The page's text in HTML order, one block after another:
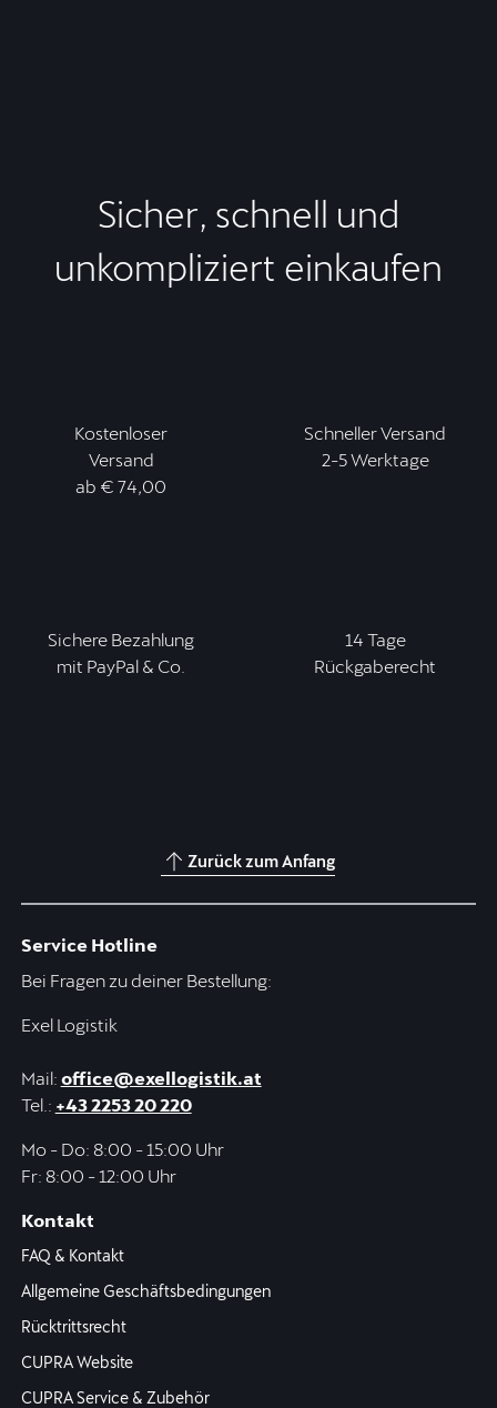
Sicher, schnell und
unkompliziert einkaufen
Kostenloser
Versand
ab € 74,00
Schneller Versand
2-5 Werktage
Sichere Bezahlung
mit PayPal & Co.
14 Tage
Rückgaberecht
Zurück zum Anfang
Service Hotline
Bei Fragen zu deiner Bestellung:
Exel Logistik
Mail: office@exellogistik.at
Tel.: +43 2253 20 220
Mo - Do: 8:00 - 15:00 Uhr
Fr: 8:00 - 12:00 Uhr
Kontakt
FAQ & Kontakt
Allgemeine Geschäftsbedingungen
Rücktrittsrecht
CUPRA Website
CUPRA Service & Zubehör